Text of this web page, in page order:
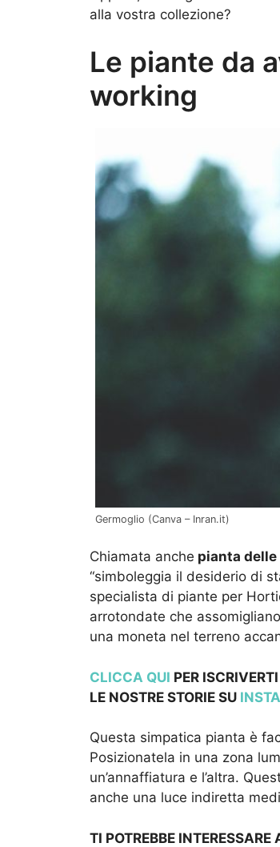
alla vostra collezione?
Le piante da
working
Germoglio (Canva – Inran.it)
Chiamata anche pianta delle
“simboleggia il desiderio di
specialista di piante per
arrotondate che
una moneta nel terreno
CLICCA QUI PER
LE NOSTRE STORIE SU
Questa simpatica pianta è
Posizionatela in una zona
un’annaffiatura e l’altra.
anche una luce indiretta
TI POTREBBE